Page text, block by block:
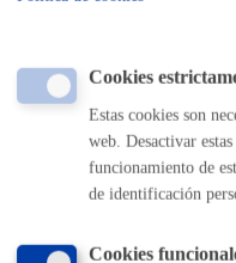
Entremundos
Cookies
Estas cookies son
web. Desactivar
funcionamiento de
de identificación
Cookies